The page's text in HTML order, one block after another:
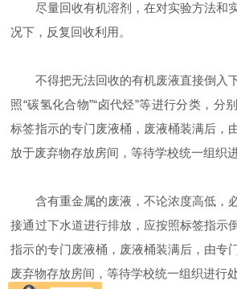
尽量回收有机溶剂，在对实验方法和
况下，反复回收利用。
不得把无法回收的有机废液直接倒入
照“碳氢化合物”“卤代烃”等进行分类，分
标签指示的专门废液桶，废液桶装满后，
放于废弃物存放房间，等待学校统一组织
含有重金属的废液，不论浓度高低，
接通过下水道进行排放，应按照标签指示
指示的专门废液桶，废液桶装满后，由专
废弃物存放房间，等待学校统一组织进行处